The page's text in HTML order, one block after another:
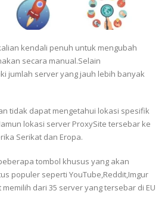
kendali penuh untuk mengubah
secara manual.Selain
jumlah server yang jauh lebih banyak
tidak dapat mengetahui lokasi spesifik
lokasi server ProxySite tersebar ke
Serikat dan Eropa.
tombol khusus yang akan
populer seperti YouTube,Reddit,Imgur
dari 35 server yang tersebar di EU